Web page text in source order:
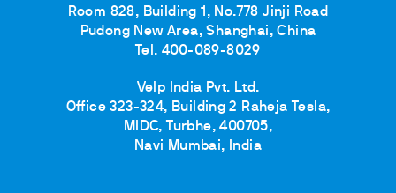
Room 828, Building 1, No.778 Jinji Road
Pudong New Area, Shanghai, China
Tel. 400-089-8029
Velp India Pvt. Ltd.
Office 323-324, Building 2 Raheja Tesla,
MIDC, Turbhe, 400705,
Navi Mumbai, India